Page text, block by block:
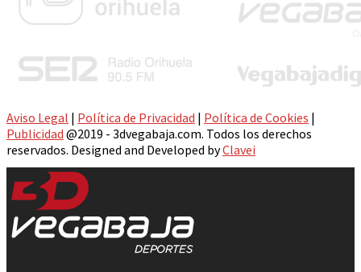
Aviso Legal | Política de Privacidad | Política de Cookies |
Publicidad @2019 - 3dvegabaja.com. Todos los derechos
reservados. Designed and Developed byClavei